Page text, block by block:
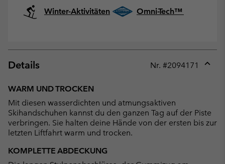
Winter-Aktivitäten Omni-Tech™
Details Nr. #2094171
WARM UND TROCKEN
Mit diesen wasserdichten und atmungsaktiven
Skihandschuhen kannst du den ganzen Tag auf der Piste
verbringen. Sie halten deine Hände von der ersten bis zur
letzten Liftfahrt warm und trocken.
KOMPLETTE ABDECKUNG